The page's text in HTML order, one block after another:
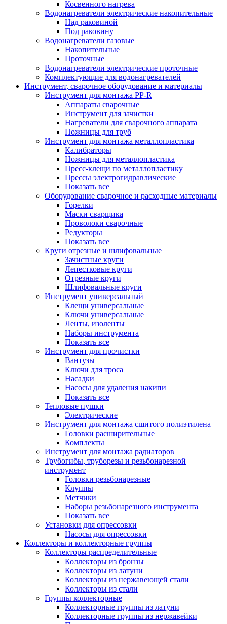
Косвенного нагрева
Водонагреватели электрические накопительные
Над раковиной
Под раковину
Водонагреватели газовые
Накопительные
Проточные
Водонагреватели электрические проточные
Комплектующие для водонагревателей
Инструмент, сварочное оборудование и материалы
Инструмент для монтажа PP-R
Аппараты сварочные
Инструмент для зачистки
Нагреватели для сварочного аппарата
Ножницы для труб
Инструмент для монтажа металлопластика
Калибраторы
Ножницы для металлопластика
Пресс-клещи по металлопластику
Прессы электрогидравлические
Показать все
Оборудование сварочное и расходные материалы
Горелки
Маски сварщика
Проволоки сварочные
Редукторы
Показать все
Круги отрезные и шлифовальные
Зачистные круги
Лепестковые круги
Отрезные круги
Шлифовальные круги
Инструмент универсальный
Клещи универсальные
Ключи универсальные
Ленты, изоленты
Наборы инструмента
Показать все
Инструмент для прочистки
Вантузы
Ключи для троса
Насадки
Насосы для удаления накипи
Показать все
Тепловые пушки
Электрические
Инструмент для монтажа сшитого полиэтилена
Головки расширительные
Комплекты
Инструмент для монтажа радиаторов
Трубогибы, труборезы и резьбонарезной
инструмент
Головки резьбонарезные
Клуппы
Метчики
Наборы резьбонарезного инструмента
Показать все
Установки для опрессовки
Насосы для опрессовки
Коллекторы и коллекторные группы
Коллекторы распределительные
Коллекторы из бронзы
Коллекторы из латуни
Коллекторы из нержавеющей стали
Коллекторы из стали
Группы коллекторные
Коллекторные группы из латуни
Коллекторные группы из нержавейки